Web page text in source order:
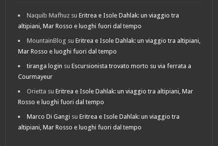
Naquib Mafhuz suEritrea e Isole Dahlak: un viaggio tra
altipiani, Mar Rosso e luoghi fuori dal tempo
MountainBlog suEritrea e Isole Dahlak: un viaggio tra altipiani,
Mar Rosso e luoghi fuori dal tempo
tiranga login suEscursionista trovato morto su via ferrata a
Courmayeur
Orietta suEritrea e Isole Dahlak: un viaggio tra altipiani, Mar
Rosso e luoghi fuori dal tempo
Marco Di Gangi suEritrea e Isole Dahlak: un viaggio tra
altipiani, Mar Rosso e luoghi fuori dal tempo